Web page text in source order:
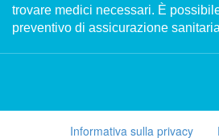
trovare medici necessari. È
preventivo di assicurazione
Informativa sulla privacy